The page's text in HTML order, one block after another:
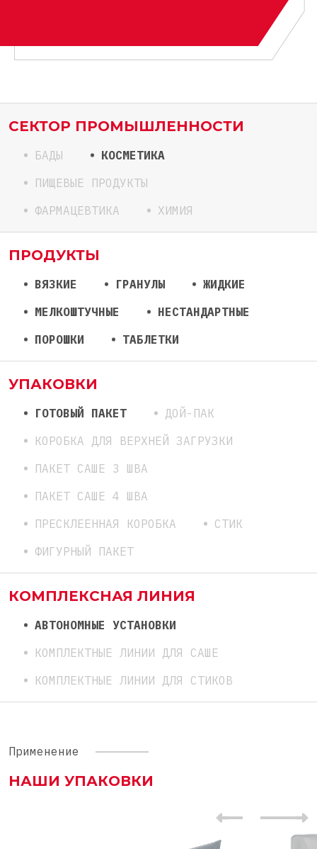
СЕКТОР ПРОМЫШЛЕННОСТИ
БАДЫ
КОСМЕТИКА
ПИЩЕВЫЕ ПРОДУКТЫ
ФАРМАЦЕВТИКА
ХИМИЯ
ПРОДУКТЫ
ВЯЗКИЕ ГРАНУЛЫ
ЖИДКИЕ
МЕЛКОШТУЧНЫЕ
НЕСТАНДАРТНЫЕ
ПОРОШКИ
ТАБЛЕТКИ
УПАКОВКИ
ГОТОВЫЙ ПАКЕТ
ДОЙ-ПАК
КОРОБКА ДЛЯ ВЕРХНЕЙ ЗАГРУЗКИ
ПАКЕТ САШЕ 3 ШВА
ПАКЕТ САШЕ 4 ШВА
ПРЕСКЛЕЕННАЯ КОРОБКА
СТИК
ФИГУРНЫЙ ПАКЕТ
КОМПЛЕКСНАЯ ЛИНИЯ
АВТОНОМНЫЕ УСТАНОВКИ
КОМПЛЕКТНЫЕ ЛИНИИ ДЛЯ САШЕ
КОМПЛЕКТНЫЕ ЛИНИИ ДЛЯ СТИКОВ
Применение
НАШИ УПАКОВКИ